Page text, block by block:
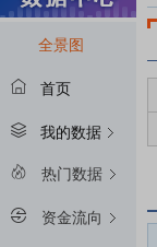
全景图
首页
我的数据
热门数据
资金流向